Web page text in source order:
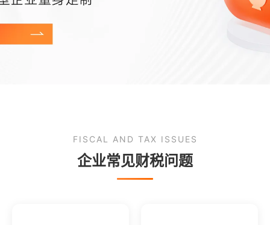
FISCAL AND TAX ISSUES
企业常见财税问题